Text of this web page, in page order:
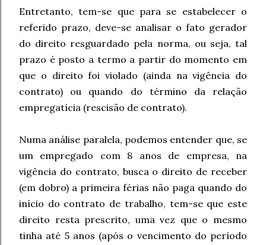
Entretanto, tem-se que para se estabelecer o
referido prazo, deve-se analisar o fato gerador
do direito resguardado pela norma, ou seja, tal
prazo é posto a termo a partir do momento em
que o direito foi violado (ainda na vigência do
contrato) ou quando do término da relação
empregatícia (rescisão de contrato).
Numa análise paralela, podemos entender que, se
um empregado com 8 anos de empresa, na
vigência do contrato, busca o direito de receber
(em dobro) a primeira férias não paga quando do
início do contrato de trabalho, tem-se que este
direito resta prescrito, uma vez que o mesmo
tinha até 5 anos (após o vencimento do período